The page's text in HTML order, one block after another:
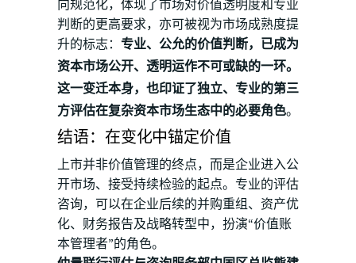
向规范化，体现了市场对价值透明度和专业
判断的更高要求，亦可被视为市场成熟度提
升的标志： 专业、公允的价值判断，已成为
资本市场公开、透明运作不可或缺的一环。
这一变迁本身，也印证了独立、专业的第三
方评估在复杂资本市场生态中的必要角色。
结语：在变化中锚定价值
上市并非价值管理的终点，而是企业进入公
开市场、接受持续检验的起点。专业的评估
咨询，可以在企业后续的并购重组、资产优
化、财务报告及战略转型中，扮演“价值账
本管理者”的角色。